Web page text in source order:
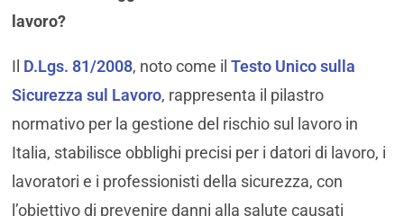
lavoro?
Il D.Lgs. 81/2008, noto come il Testo Unico sulla
Sicurezza sul Lavoro, rappresenta il pilastro
normativo per la gestione del rischio sul lavoro in
Italia, stabilisce obblighi precisi per i datori di lavoro, i
lavoratori e i professionisti della sicurezza, con
l’obiettivo di prevenire danni alla salute causati